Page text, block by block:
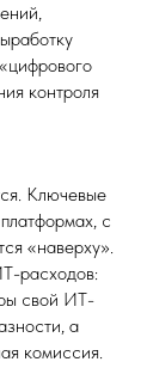
контроля
Ключевые
с
«наверху».
расходов:
свой ИТ-
а
комиссия.